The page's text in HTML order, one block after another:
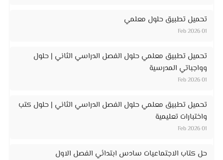
تحميل تطبيق حلول معلمي
01 Feb 2026
تحميل تطبيق معلمي حلول الفصل الدراسي الثاني | حلول
وواجباتي المدرسية
01 Feb 2026
تحميل تطبيق معلمي حلول الفصل الدراسي الثاني | حلول كتب
واختبارات تعليمية
01 Feb 2026
حل كتاب الاجتماعيات سادس ابتدائي الفصل الاول